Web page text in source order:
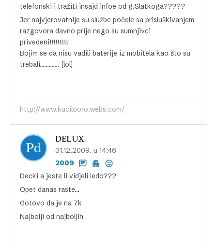
telefonski i tražiti insajd infoe od g.Slatkoga?????
Jer najvjerovatnije su službe počele sa prisluškivanjem
razgovora davno prije nego su sumnjivci
privedeni!!!!!!!!!!
Bojim se da nisu vadili baterije iz mobitela kao što su
trebali…………. [lol]
http://www.kucilooro.webs.com/
DELUX
31.12.2009. u 14:46
2009
Decki a jeste li vidjeli ledo???
Opet danas raste…
Gotovo da je na 7k
Najbolji od najboljih